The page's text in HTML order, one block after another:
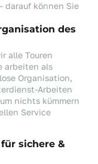
darauf können Sie
des
alle Touren
arbeiten als
Organisation,
Arbeiten
nichts kümmern
Service
sichere &